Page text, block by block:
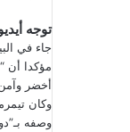
توجه
جاء في
مؤكدا أن
أخضر وآمن
وصفه